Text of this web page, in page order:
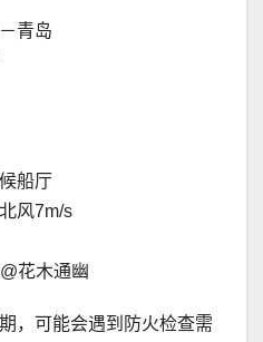
青岛
船厅
风7m/s
花木通幽
，可能会遇到防火检查需